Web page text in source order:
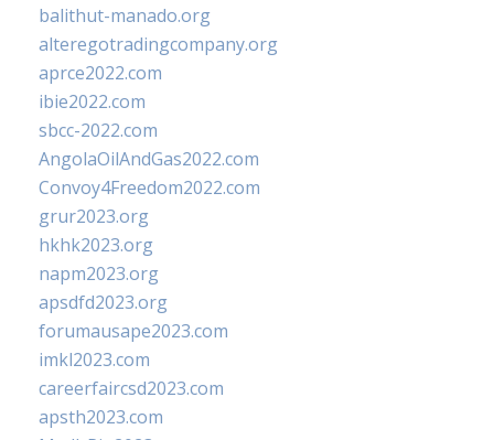
balithut-manado.org
alteregotradingcompany.org
aprce2022.com
ibie2022.com
sbcc-2022.com
AngolaOilAndGas2022.com
Convoy4Freedom2022.com
grur2023.org
hkhk2023.org
napm2023.org
apsdfd2023.org
forumausape2023.com
imkl2023.com
careerfaircsd2023.com
apsth2023.com